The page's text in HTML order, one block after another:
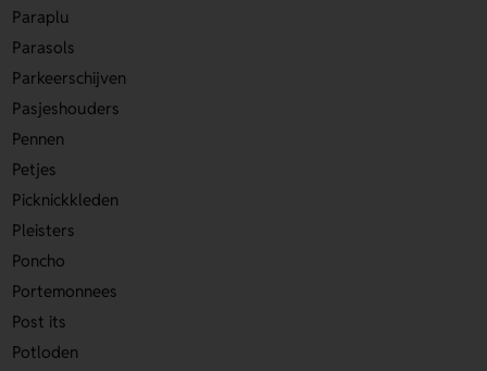
Paraplu
Parasols
Parkeerschijven
Pasjeshouders
Pennen
Petjes
Picknickkleden
Pleisters
Poncho
Portemonnees
Post its
Potloden